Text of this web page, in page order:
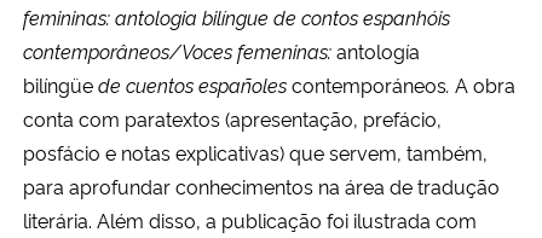
femininas: antologia bilíngue de contos espanhóis
contemporâneos/Voces femeninas:antología
bilíngüede cuentos españolescontemporáneos. A obra
conta com paratextos (apresentação, prefácio,
posfácio e notas explicativas) que servem, também,
para aprofundar conhecimentos na área de tradução
literária. Além disso, a publicação foi ilustrada com